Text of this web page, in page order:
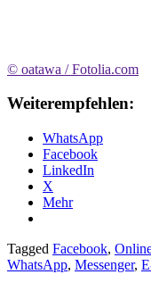
© oatawa / Fotolia.com
Weiterempfehlen:
WhatsApp
Facebook
LinkedIn
X
Mehr
Tagged Facebook,
WhatsApp, Messenger,